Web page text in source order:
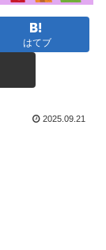
はてブ
2025.09.21